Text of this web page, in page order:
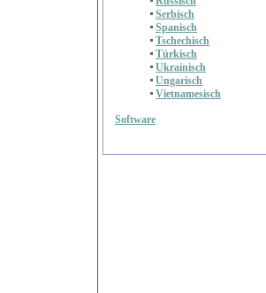
Serbisch
Spanisch
Tschechisch
Türkisch
Ukrainisch
Ungarisch
Vietnamesisch
Software